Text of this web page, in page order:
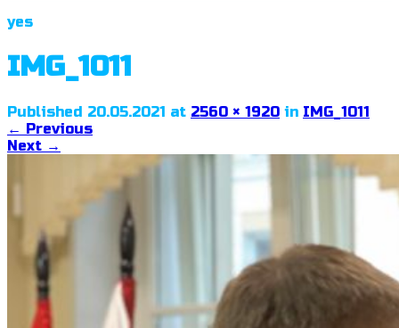
yes
IMG_1011
Published 20.05.2021 at 2560 × 1920 in IMG_1011
← Previous
Next →